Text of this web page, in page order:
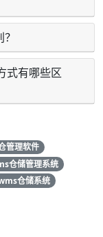
式有哪些区
管理软件
仓储管理系统
仓储系统